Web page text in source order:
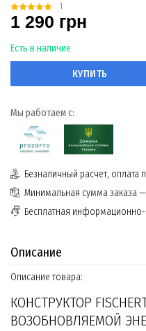
1
1 290 грн
Есть в наличие
КУПИТЬ
Мы работаем с:
Безналичный расчет, оплата
Минимальная сумма заказа
Бесплатная
Описание
Описание товара:
КОНСТРУКТОР
ВОЗОБНОВЛЯЕМОЙ